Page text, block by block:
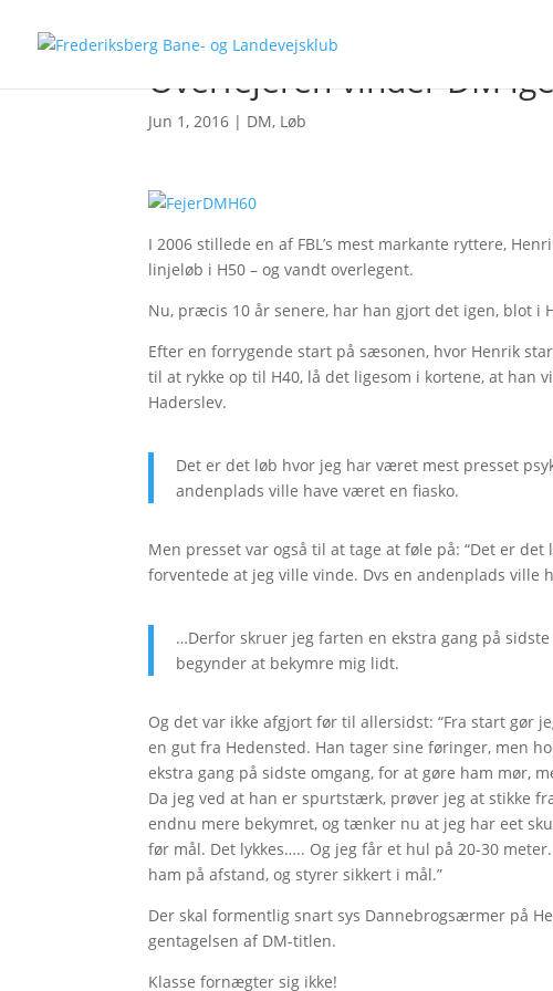
Overfejeren vinder DM
Jun 1, 2016 | DM, Løb
I 2006 stillede en af FBL’s mest markante ryttere,
linjeløb i H50 – og vandt overlegent.
Nu, præcis 10 år senere, har han gjort det igen, blot i
Efter en forrygende start på sæsonen, hvor Henrik
til at rykke op til H40, lå det ligesom i kortene, at
Haderslev.
Det er det løb hvor jeg har været mest presset
andenplads ville have været en fiasko.
Men presset var også til at tage at føle på: “Det er
forventede at jeg ville vinde. Dvs en andenplads ville
…Derfor skruer jeg farten en ekstra gang på
begynder at bekymre mig lidt.
Og det var ikke afgjort før til allersidst: “Fra start gør
en gut fra Hedensted. Han tager sine føringer, men
ekstra gang på sidste omgang, forat gøre ham mør,
Da jeg ved at han er spurtstærk, prøver jeg at stikke
endnu mere bekymret, og tænker nu at jeg har eet
før mål. Det lykkes….. Og jeg får et hul på 20-30
ham på afstand, og styrer sikkert i mål.”
Der skal formentlig snart sys Dannebrogsærmer på
gentagelsen af DM-titlen.
Klasse fornægter sig ikke!